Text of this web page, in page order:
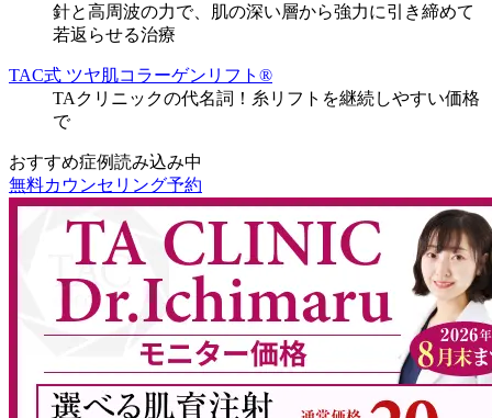
針と高周波の力で、肌の深い層から強力に引き締めて
若返らせる治療
TAC式 ツヤ肌コラーゲンリフト®
TAクリニックの代名詞！糸リフトを継続しやすい価格
で
おすすめ症例読み込み中
無料カウンセリング予約